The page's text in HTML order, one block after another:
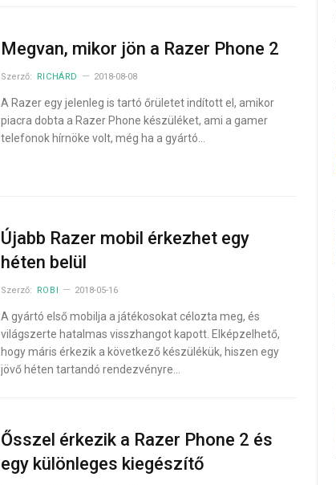
Megvan, mikor jön a Razer Phone 2
Szerző: RICHÁRD 2018-08-08
A Razer egy jelenleg is tartó őrületet indított el, amikor
piacra dobta a Razer Phone készüléket, ami a gamer
telefonok hírnöke volt, még ha a gyártó…
Újabb Razer mobil érkezhet egy
héten belül
Szerző: ROBI 2018-05-16
A gyártó első mobilja a játékosokat célozta meg, és
világszerte hatalmas visszhangot kapott. Elképzelhető,
hogy máris érkezik a következő készülékük, hiszen egy
jövő héten tartandó rendezvényre…
Ősszel érkezik a Razer Phone 2 és
egy különleges kiegészítő